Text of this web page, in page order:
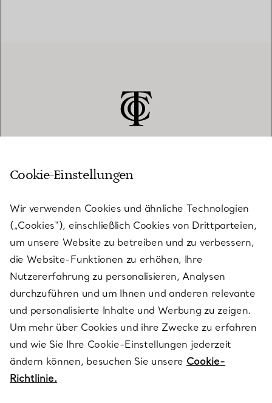
KUNDENSERVICE
SERVICES
ÜBER TIFFANY & CO.
RECHTLICHE HINWEISE
FOLGEN SIE UNS
Cookie-Einstellungen
Wir verwenden Cookies und ähnliche Technologien
(„Cookies“), einschließlich Cookies von Drittparteien,
um unsere Website zu betreiben und zu verbessern,
die Website-Funktionen zu erhöhen, Ihre
Nutzererfahrung zu personalisieren, Analysen
durchzuführen und um Ihnen und anderen relevante
und personalisierte Inhalte und Werbung zu zeigen.
Um mehr über Cookies und ihre Zwecke zu erfahren
und wie Sie Ihre Cookie-Einstellungen jederzeit
ändern können, besuchen Sie unsere Cookie-
Richtlinie.